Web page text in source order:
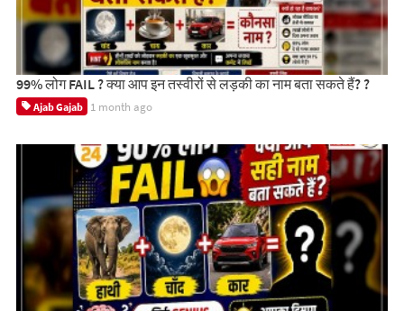
99% लोग FAIL ? क्या आप इन तस्वीरों से लड़की का नाम बता सकते हैं? ?
Ajab Gajab 1 month ago